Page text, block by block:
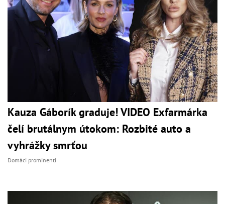
Kauza Gáborík graduje! VIDEO Exfarmárka
čelí brutálnym útokom: Rozbité auto a
vyhrážky smrťou
Domáci prominenti